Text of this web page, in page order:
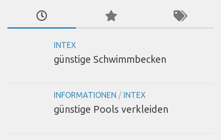
INTEX
günstige Schwimmbecken
INFORMATIONEN / INTEX
günstige Pools verkleiden